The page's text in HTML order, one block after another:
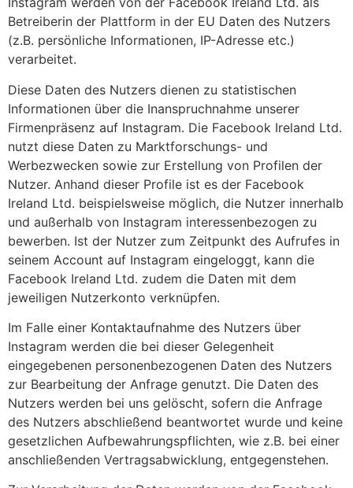
Betreiberin der Plattform in der EU Daten des Nutzers
(z.B. persönliche Informationen, IP-Adresse etc.)
verarbeitet.
Diese Daten des Nutzers dienen zu statistischen
Informationen über die Inanspruchnahme unserer
Firmenpräsenz auf Instagram. Die Facebook Ireland Ltd.
nutzt diese Daten zu Marktforschungs- und
Werbezwecken sowie zur Erstellung von Profilen der
Nutzer. Anhand dieser Profile ist es der Facebook
Ireland Ltd. beispielsweise möglich, die Nutzer innerhalb
und außerhalb von Instagram interessenbezogen zu
bewerben. Ist der Nutzer zum Zeitpunkt des Aufrufes in
seinem Account auf Instagram eingeloggt, kann die
Facebook Ireland Ltd. zudem die Daten mit dem
jeweiligen Nutzerkonto verknüpfen.
Im Falle einer Kontaktaufnahme des Nutzers über
Instagram werden die bei dieser Gelegenheit
eingegebenen personenbezogenen Daten des Nutzers
zur Bearbeitung der Anfrage genutzt. Die Daten des
Nutzers werden bei uns gelöscht, sofern die Anfrage
des Nutzers abschließend beantwortet wurde und keine
gesetzlichen Aufbewahrungspflichten, wie z.B. bei einer
anschließenden Vertragsabwicklung, entgegenstehen.